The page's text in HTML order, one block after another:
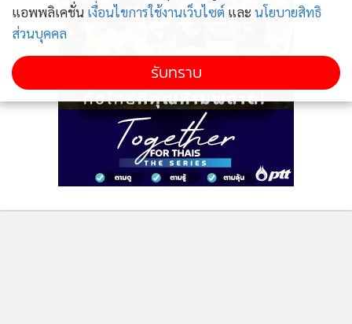
เพราะร่างพระราชบัญญัติงบประมาณรายจ่ายประจำ
ปีงบประมาณ 2565 เป็นงบประมาณขาดดุล ต้องมีการตั้งยอด
การกู้เงินภายในงบประมาณเพื่อชดเชยการขาดดุลในโครงการใช้
จ่ายทั่วไปอยู่แล้ว เป็นยอดเงินสูงสุดเท่าที่จะทำได้ตามกรอบของ
กฎหมาย ซึ่งก็คือพระราชบัญญัติการบริหารหนี้สาธารณะ พ.ศ.
ปรากฏว่า ตั้งไว้เต็มวงเงิน 7 แสนล้านบาท การกู้เต็มวงเงินที่
กฎหมายอนุญาตให้กู้ได้นั้น ไม่เคยเกิดขึ้นบ่อยครั้งนัก ผมจึงแทบ
แอพพลิเคชั่น เงื่อนไขการใช้งานเว็บไซต์ และ นโยบายสิทธิ
ส่วนบุคคล
รับทราบ